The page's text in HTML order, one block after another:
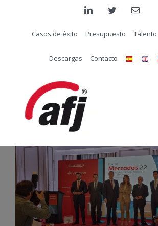
contenido
linkedintwitter Correo
Casos de éxito Presupuesto Talento
Descargas Contacto